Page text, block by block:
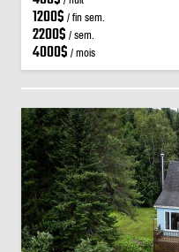
1200$ / fin sem.
2200$ / sem.
4000$ / mois